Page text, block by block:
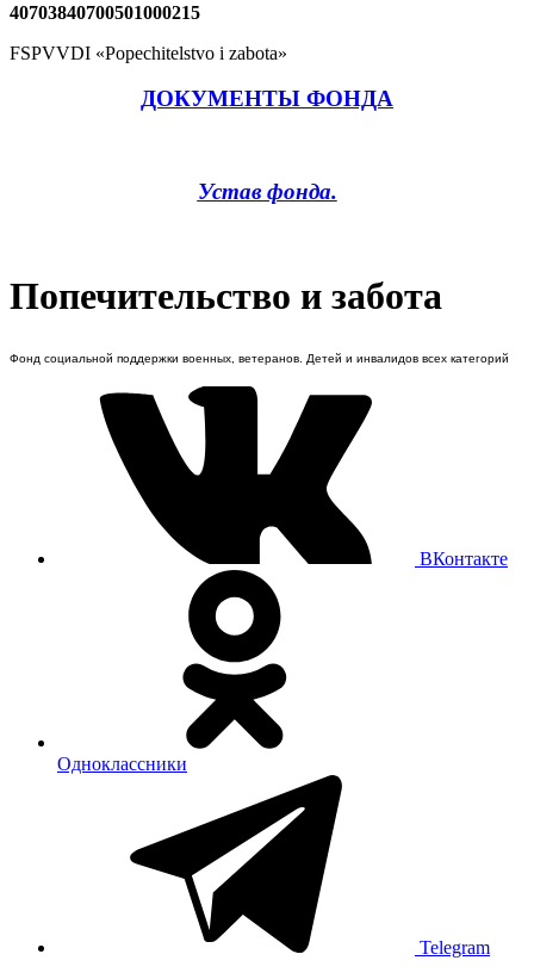
40703840700501000215
FSPVVDI «Popechitelstvo i zabota»
ДОКУМЕНТЫ ФОНДА
Устав фонда.
Попечительство и забота
Фонд социальной поддержки военных, ветеранов. Детей и инвалидов всех категорий
ВКонтакте
Одноклассники
Telegram